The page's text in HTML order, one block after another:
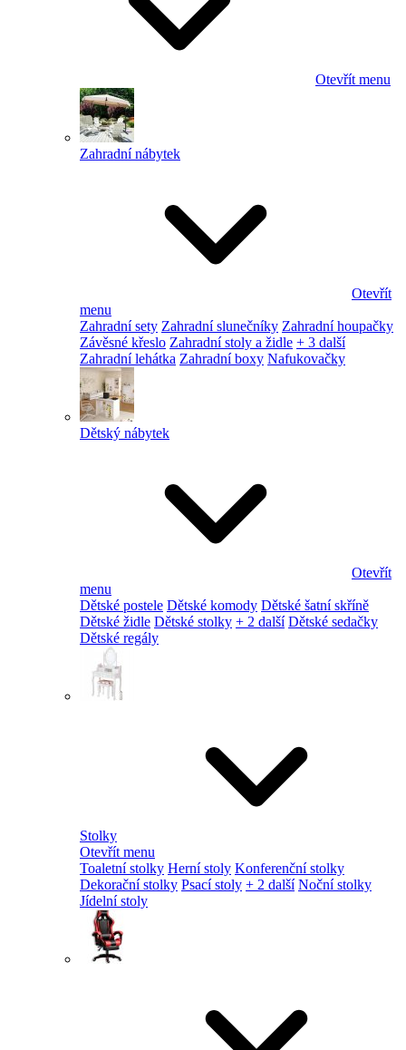
Otevřít menu
Zahradní nábytek
Otevřít
menu
Zahradní sety Zahradní slunečníky Zahradní houpačky
Závěsné křeslo Zahradní stoly a židle + 3 další
Zahradní lehátka Zahradní boxy Nafukovačky
Dětský nábytek
Otevřít
menu
Dětské postele Dětské komody Dětské šatní skříně
Dětské židle Dětské stolky + 2 další Dětské sedačky
Dětské regály
Stolky
Otevřít menu
Toaletní stolky Herní stoly Konferenční stolky
Dekorační stolky Psací stoly + 2 další Noční stolky
Jídelní stoly